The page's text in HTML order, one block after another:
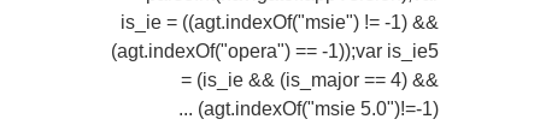
is_ie = ((agt.indexOf("msie") != -1) &&
(agt.indexOf("opera") == -1));var is_ie5
= (is_ie && (is_major == 4) &&
(agt.indexOf("msie 5.0")!=-1) ...